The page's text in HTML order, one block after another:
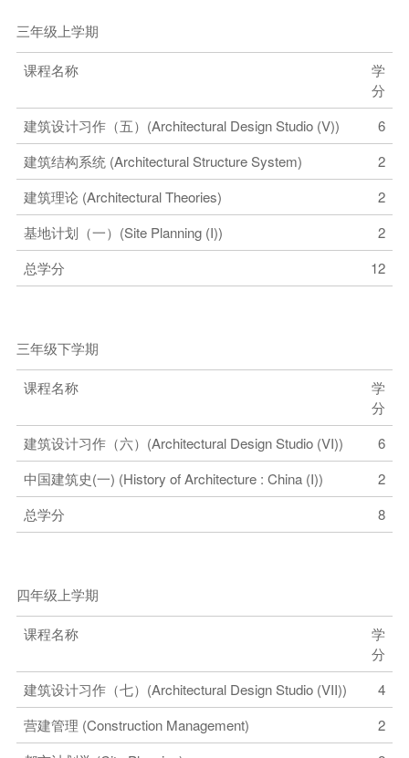
三年级上学期
课程名称
学
分
建筑设计习作（五）(Architectural Design Studio (V))
6
建筑结构系统 (Architectural Structure System)
2
建筑理论 (Architectural Theories)
2
基地计划（一）(Site Planning (I))
2
总学分
12
三年级下学期
课程名称
学
分
建筑设计习作（六）(Architectural Design Studio (VI))
6
中国建筑史(一) (History of Architecture : China (I))
2
总学分
8
四年级上学期
课程名称
学
分
建筑设计习作（七）(Architectural Design Studio (VII))
4
营建管理 (Construction Management)
2